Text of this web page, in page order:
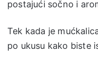
postajući sočno i
Tek kada je
po ukusu kako biste